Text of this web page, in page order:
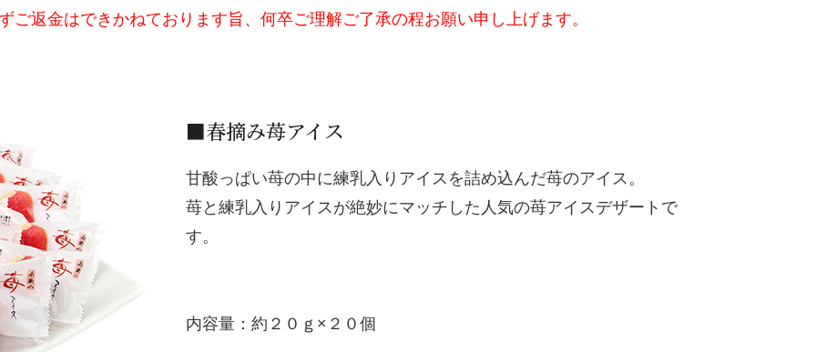
ご返金はできかねております旨、何卒ご理解ご了承の程お願い申し上げます。
■春摘み苺アイス
甘酸っぱい苺の中に練乳入りアイスを詰め込んだ苺のアイス。
苺と練乳入りアイスが絶妙にマッチした人気の苺アイスデザートで
す。
内容量：約２０ｇ×２０個